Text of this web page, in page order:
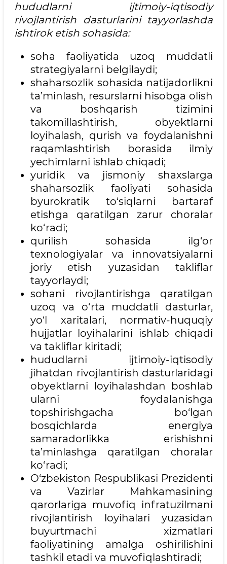
hududlarni ijtimoiy-iqtisodiy
rivojlantirish dasturlarini tayyorlashda
ishtirok etish sohasida:
soha faoliyatida uzoq muddatli
strategiyalarni belgilaydi;
shaharsozlik sohasida natijadorlikni
ta’minlash, resurslarni hisobga olish
va boshqarish tizimini
takomillashtirish, obyektlarni
loyihalash, qurish va foydalanishni
raqamlashtirish borasida ilmiy
yechimlarni ishlab chiqadi;
yuridik va jismoniy shaxslarga
shaharsozlik faoliyati sohasida
byurokratik to‘siqlarni bartaraf
etishga qaratilgan zarur choralar
ko‘radi;
qurilish sohasida ilg‘or
texnologiyalar va innovatsiyalarni
joriy etish yuzasidan takliflar
tayyorlaydi;
sohani rivojlantirishga qaratilgan
uzoq va o‘rta muddatli dasturlar,
yo‘l xaritalari, normativ-huquqiy
hujjatlar loyihalarini ishlab chiqadi
va takliflar kiritadi;
hududlarni ijtimoiy-iqtisodiy
jihatdan rivojlantirish dasturlaridagi
obyektlarni loyihalashdan boshlab
ularni foydalanishga
topshirishgacha bo‘lgan
bosqichlarda energiya
samaradorlikka erishishni
ta’minlashga qaratilgan choralar
ko‘radi;
O‘zbekiston Respublikasi Prezidenti
va Vazirlar Mahkamasining
qarorlariga muvofiq infratuzilmani
rivojlantirish loyihalari yuzasidan
buyurtmachi xizmatlari
faoliyatining amalga oshirilishini
tashkil etadi va muvofiqlashtiradi;